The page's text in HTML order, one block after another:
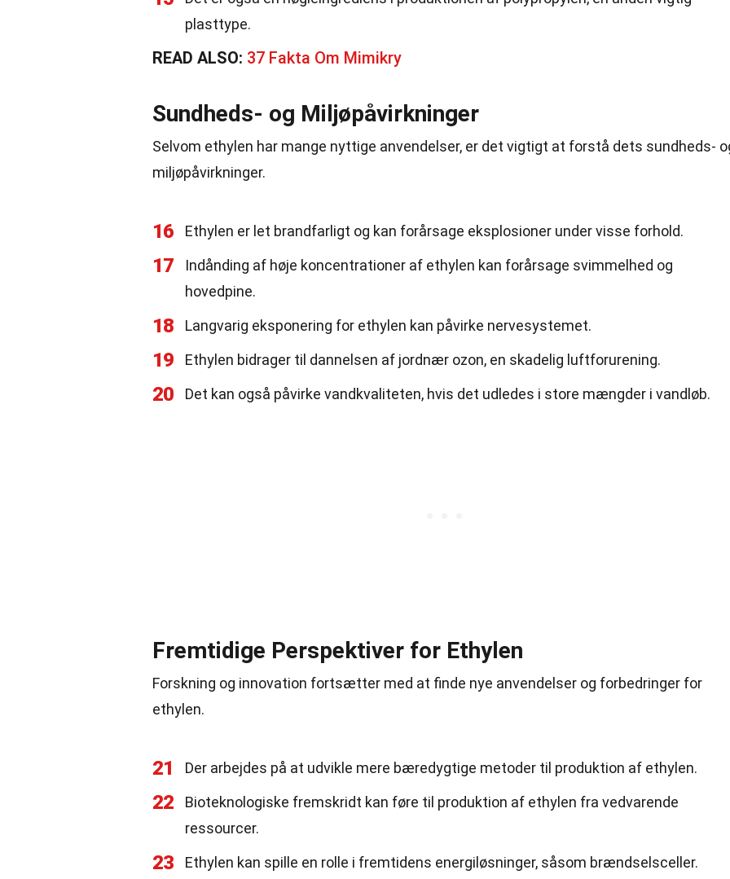
plasttype.
READ ALSO: 37 Fakta Om Mimikry
Sundheds- og Miljøpåvirkninger
Selvom ethylen har mange nyttige anvendelser, er det vigtigt at forstå dets sundheds-
miljøpåvirkninger.
16 Ethylen er let brandfarligt og kan forårsage eksplosioner under visse forhold.
17
Indånding af høje koncentrationer af ethylen kan forårsage svimmelhed og
hovedpine.
18 Langvarig eksponering for ethylen kan påvirke nervesystemet.
19 Ethylen bidrager til dannelsen af jordnær ozon, en skadelig luftforurening.
20 Det kan også påvirke vandkvaliteten, hvis det udledes i store mængder i vandløb.
Fremtidige Perspektiver for Ethylen
Forskning og innovation fortsætter med at finde nye anvendelser og forbedringer for
ethylen.
21 Der arbejdes på at udvikle mere bæredygtige metoder til produktion af ethylen.
22
Bioteknologiske fremskridt kan føre til produktion af ethylen fra vedvarende
ressourcer.
23 Ethylen kan spille en rolle i fremtidens energiløsninger, såsom brændselsceller.